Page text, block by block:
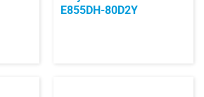
E855DH-80D2Y